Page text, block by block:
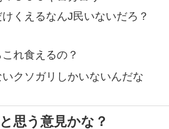
けくえるなんJ民いないだろ？
れ食えるの？
クソガリしかいないんだな
と思う意見かな？